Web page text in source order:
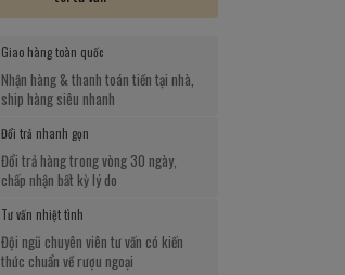
Giao hàng toàn quốc
Nhận hàng & thanh toán tiền tại nhà,
ship hàng siêu nhanh
Đổi trả nhanh gọn
Đổi trả hàng trong vòng 30 ngày,
chấp nhận bất kỳ lý do
Tư vấn nhiệt tình
Đội ngũ chuyên viên tư vấn có kiến
thức chuẩn về rượu ngoại